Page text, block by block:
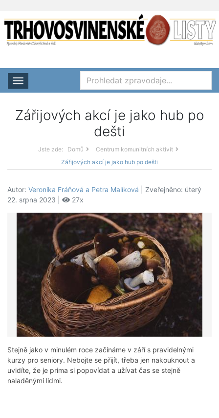
Rozbalit nabídku
Zářijových akcí je jako hub po
dešti
Jste zde: Domů
Centrum komunitních aktivit
Zářijových akcí je jako hub po dešti
Autor: Veronika Fráňová a Petra Malíková | Zveřejněno: úterý
22. srpna 2023 |
27x
Stejně jako v minulém roce začínáme v září s pravidelnými
kurzy pro seniory. Nebojte se přijít, třeba jen nakouknout a
uvidíte, že je prima si popovídat a užívat čas se stejně
naladěnými lidmi.